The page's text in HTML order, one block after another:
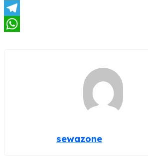
X
Telegram
sewazone